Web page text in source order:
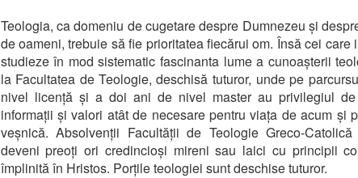
Teologia, ca domeniu de cugetare despre Dumnezeu și
de oameni, trebuie să fie prioritatea fiecărui om. Însă cei care
studieze în mod sistematic fascinanta lume a cunoașterii
la Facultatea de Teologie, deschisă tuturor, unde pe
nivel licență și a doi ani de nivel master au privilegiul
informații și valori atât de necesare pentru viața de acum și
veșnică. Absolvenții Facultății de Teologie Greco-
deveni preoți ori credincioși mireni sau laici cu principii
împlinită în Hristos. Porțile teologiei sunt deschise tuturor.